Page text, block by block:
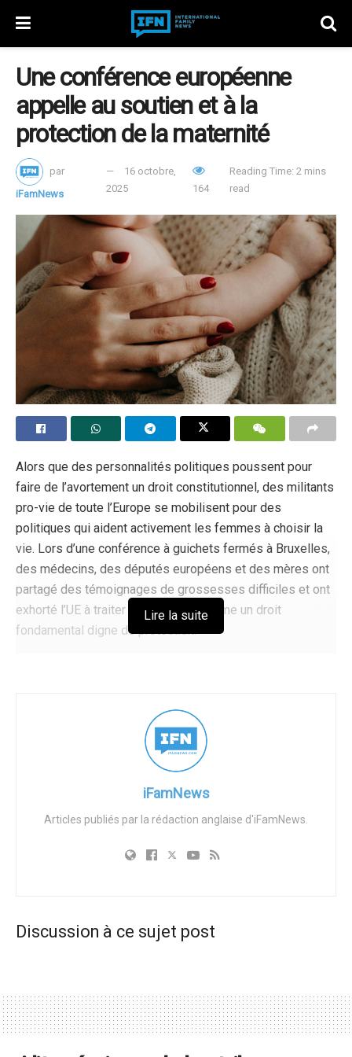
Une conférence européenne
appelle au soutien et à la
protection de la maternité
par
iFamNews
16 octobre,
2025
164
Reading Time: 2 mins
read
Alors que des personnalités politiques poussent pour
faire de l’avortement un droit constitutionnel, des militants
pro-vie de toute l’Europe se mobilisent pour des
politiques qui aident activement les femmes à choisir la
vie. Lors d’une conférence à guichets fermés à Bruxelles,
des médecins, des députés européens et des mères ont
partagé des témoignages de grossesses difficiles et ont
exhorté l’UE à traiter la maternité comme un droit
fondamental digne de protection.
Réformistes européens (ECR), attirant plus de deux cents
participants de vingt pays. Les intervenants ont averti que,
tandis que Bruxelles continue de subventionner des
campagnes pro-avortement, elle fait peu pour renforcer
grossesse à terme – créant ce qu’un organisateur a
appelé une « asymétrie morale ». Ils ont soutenu que la
Ouvrant la session, l’ancien commissaire européen Tonio
Borg a critiqué l’UE pour avoir négligé ses obligations
« Nous voulons que la maternité soit un bien protégé, pas
un fardeau. Si l’Europe veut défendre la liberté, elle doit
Lire la suite
iFamNews
Articles publiés par la rédaction anglaise d'iFamNews.
Discussion à ce sujet post